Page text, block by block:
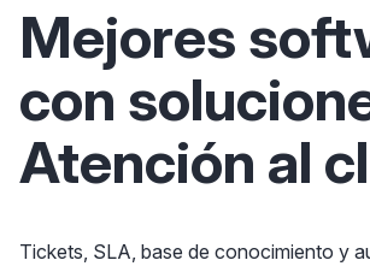
Mejores
con
Atención al
Tickets, SLA, base de conocimiento y